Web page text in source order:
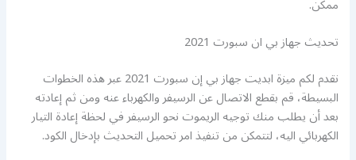
تحديث جهاز بي ان سبورت 2021
نقدم لكم ميزة ابديت جهاز بي إن سبورت 2021 عبر هذه الخطوات
البسيطة، قم بقطع الاتصال عن الرسيفر والكهرباء عنه ومن ثم إعادته
بعد أن يطلب منك توجيه الريموت نحو الرسيفر في لحظة إعادة التيار
الكهربائي اليه، لتتمكن من تنفيذ امر تحميل التحديث بإدخال الكود.